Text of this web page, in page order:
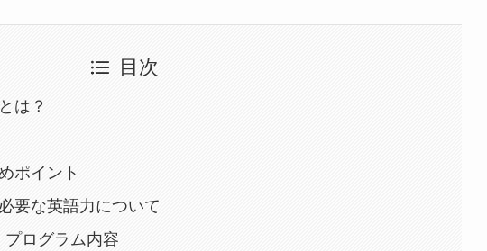
目次
は？
ポイント
要な英語力について
プログラム内容